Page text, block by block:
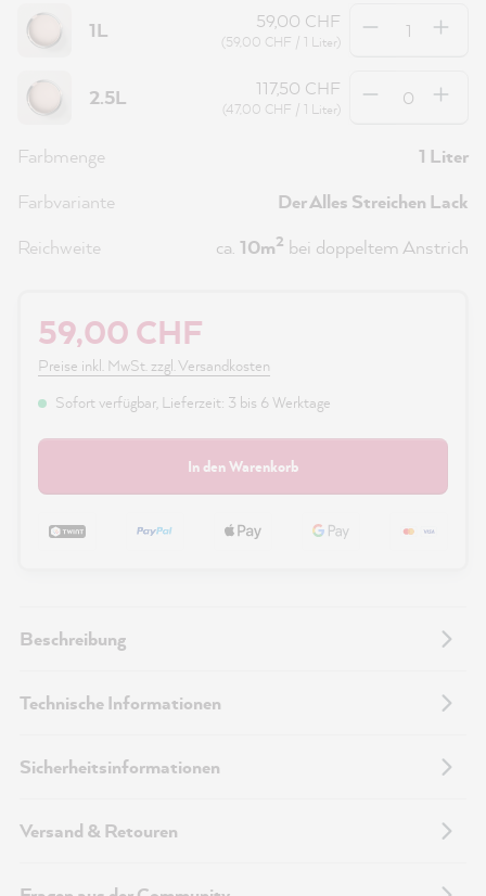
1L 59,00 CHF
(59,00 CHF / 1 Liter)
2.5L 117,50 CHF
(47,00 CHF / 1 Liter)
Farbmenge
1 Liter
Farbvariante
Der Alles Streichen Lack
Reichweite
ca. 10m2 bei doppeltem Anstrich
59,00 CHF
Preise inkl. MwSt. zzgl. Versandkosten
Sofort verfügbar, Lieferzeit: 3 bis 6 Werktage
In den Warenkorb
Beschreibung
Technische Informationen
Sicherheitsinformationen
Versand & Retouren